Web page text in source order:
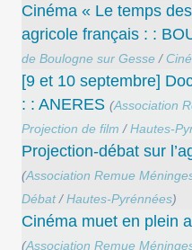
Cinéma « Le temps
agricole français : :
de Boulogne sur Gesse /
[9 et 10 septembre]
: : ANERES (Association
Projection de film /Hautes-
Projection-débat sur
(Association Remue
Débat/Hautes-Pyrénnées)
Cinéma muet en plein
(Association Remue